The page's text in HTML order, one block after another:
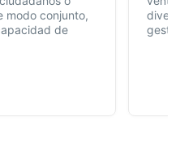
modo conjunto,
de